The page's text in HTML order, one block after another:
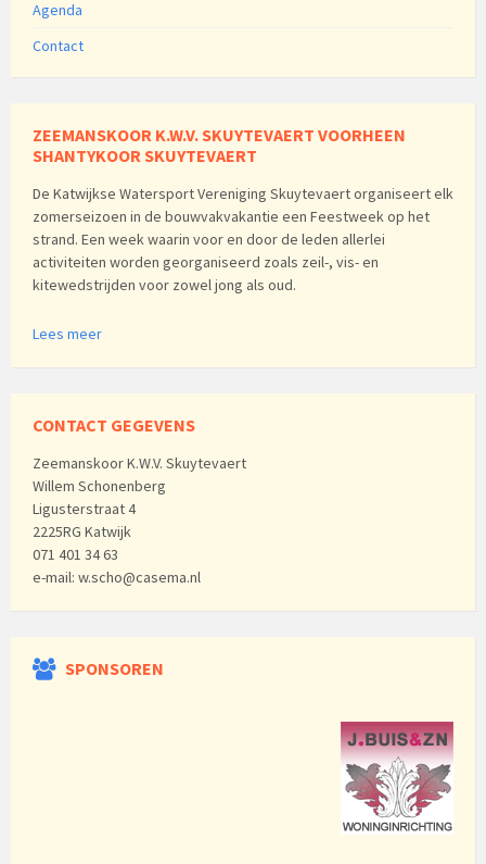
Agenda
Contact
ZEEMANSKOOR K.W.V. SKUYTEVAERT VOORHEEN
SHANTYKOOR SKUYTEVAERT
De Katwijkse Watersport Vereniging Skuytevaert organiseert elk
zomerseizoen in de bouwvakvakantie een Feestweek op het
strand. Een week waarin voor en door de leden allerlei
activiteiten worden georganiseerd zoals zeil-, vis- en
kitewedstrijden voor zowel jong als oud.
Lees meer
CONTACT GEGEVENS
Zeemanskoor K.W.V. Skuytevaert
Willem Schonenberg
Ligusterstraat 4
2225RG Katwijk
071 401 34 63
e-mail: w.scho@casema.nl
SPONSOREN